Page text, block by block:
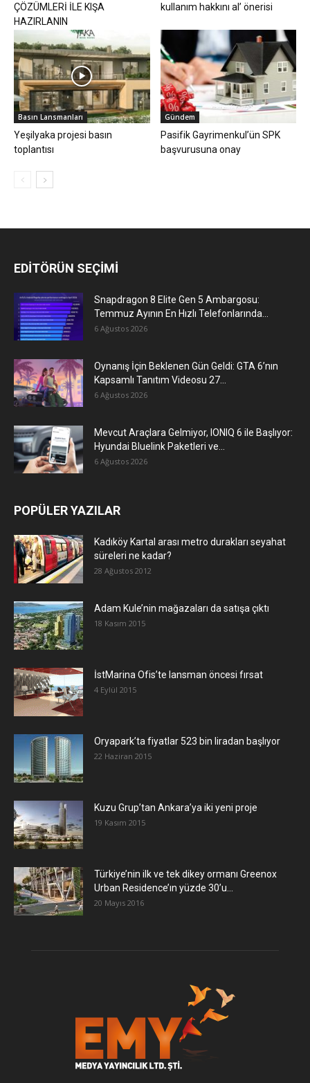
ÇÖZÜMLERİ İLE KIŞA
HAZIRLANIN
kullanım hakkını al’ önerisi
Basın Lansmanları
Yeşilyaka projesi basın
toplantısı
Gündem
Pasifik Gayrimenkul’ün SPK
başvurusuna onay
EDİTÖRÜN SEÇİMİ
Snapdragon 8 Elite Gen 5 Ambargosu:
Temmuz Ayının En Hızlı Telefonlarında...
6 Ağustos 2026
Oynanış İçin Beklenen Gün Geldi: GTA 6’nın
Kapsamlı Tanıtım Videosu 27...
6 Ağustos 2026
Mevcut Araçlara Gelmiyor, IONIQ 6 ile Başlıyor:
Hyundai Bluelink Paketleri ve...
6 Ağustos 2026
POPÜLER YAZILAR
Kadıköy Kartal arası metro durakları seyahat
süreleri ne kadar?
28 Ağustos 2012
Adam Kule’nin mağazaları da satışa çıktı
18 Kasım 2015
İstMarina Ofis’te lansman öncesi fırsat
4 Eylül 2015
Oryapark’ta fiyatlar 523 bin liradan başlıyor
22 Haziran 2015
​Kuzu Grup’tan Ankara’ya iki yeni proje
19 Kasım 2015
Türkiye’nin ilk ve tek dikey ormanı Greenox
Urban Residence’ın yüzde 30’u...
20 Mayıs 2016